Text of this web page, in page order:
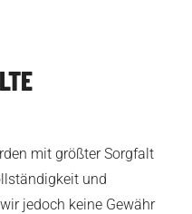
mit größter Sorgfalt
und
jedoch keine Gewähr